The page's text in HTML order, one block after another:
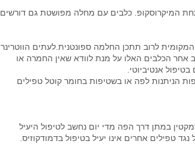
המיקרוסקופ. כלבים עם מחלה מפושטת גם דורשים
לרוב תתכן החלמה ספונטנית.לעתים הווטרינר
אחר הכלבים האלו על מנת לוודא שאין החמרה או
אנטיביוטי.
הניתנות לפה או בשטיפות בחומר קוטל טפילים
במתן דרך הפה מדי יום נחשב לטיפול היעיל
טפילים אחרים אינו יעיל בטיפול בדמודקוזיס.